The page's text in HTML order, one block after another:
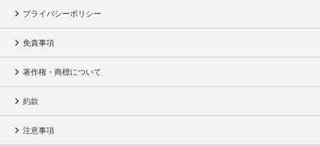
プライバシーポリシー
免責事項
著作権・商標について
約款
注意事項